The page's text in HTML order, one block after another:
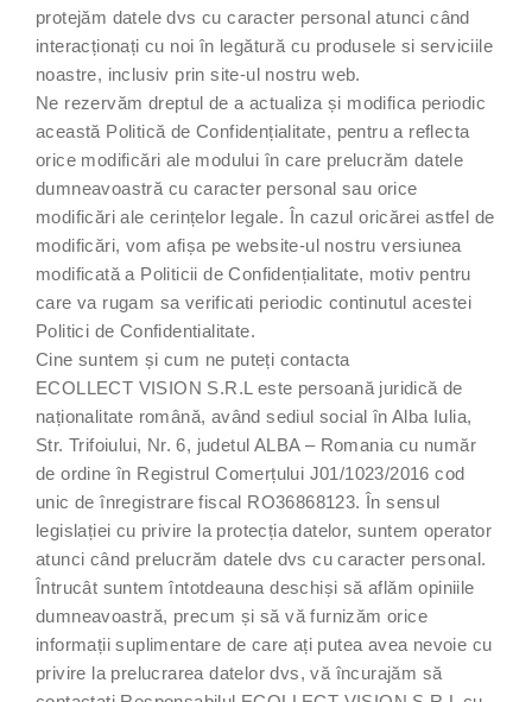
protejăm datele dvs cu caracter personal atunci când
interacționați cu noi în legătură cu produsele si serviciile
noastre, inclusiv prin site-ul nostru web.
Ne rezervăm dreptul de a actualiza și modifica periodic
această Politică de Confidențialitate, pentru a reflecta
orice modificări ale modului în care prelucrăm datele
dumneavoastră cu caracter personal sau orice
modificări ale cerințelor legale. În cazul oricărei astfel de
modificări, vom afișa pe website-ul nostru versiunea
modificată a Politicii de Confidențialitate, motiv pentru
care va rugam sa verificati periodic continutul acestei
Politici de Confidentialitate.
Cine suntem și cum ne puteți contacta
ECOLLECT VISION S.R.L este persoană juridică de
naționalitate română, având sediul social în Alba Iulia,
Str. Trifoiului, Nr. 6, judetul ALBA – Romania cu număr
de ordine în Registrul Comerțului J01/1023/2016 cod
unic de înregistrare fiscal RO36868123. În sensul
legislației cu privire la protecția datelor, suntem operator
atunci când prelucrăm datele dvs cu caracter personal.
Întrucât suntem întotdeauna deschiși să aflăm opiniile
dumneavoastră, precum și să vă furnizăm orice
informații suplimentare de care ați putea avea nevoie cu
privire la prelucrarea datelor dvs, vă încurajăm să